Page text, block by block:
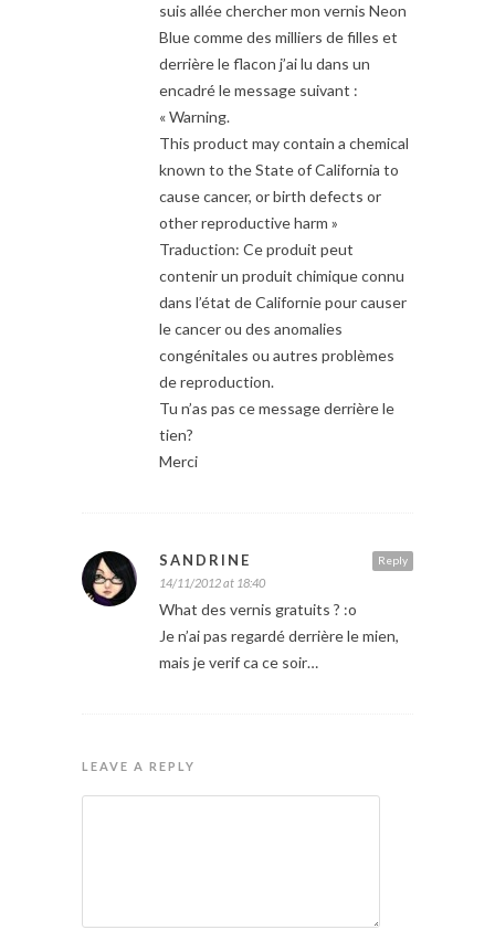
suis allée chercher mon vernis Neon
Blue comme des milliers de filles et
derrière le flacon j’ai lu dans un
encadré le message suivant :
« Warning.
This product may contain a chemical
known to the State of California to
cause cancer, or birth defects or
other reproductive harm »
Traduction: Ce produit peut
contenir un produit chimique connu
dans l’état de Californie pour causer
le cancer ou des anomalies
congénitales ou autres problèmes
de reproduction.
Tu n’as pas ce message derrière le
tien?
Merci
Reply
SANDRINE
14/11/2012 at 18:40
What des vernis gratuits ? :o
Je n’ai pas regardé derrière le mien,
mais je verif ca ce soir…
LEAVE A REPLY